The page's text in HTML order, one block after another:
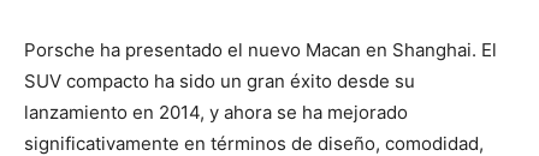
Porsche ha presentado el nuevo Macan en Shanghai. El
SUV compacto ha sido un gran éxito desde su
lanzamiento en 2014, y ahora se ha mejorado
significativamente en términos de diseño, comodidad,